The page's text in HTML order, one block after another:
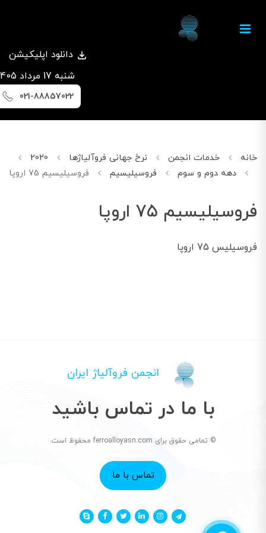
دانلود اپلیکیشن
شنبه 17 مرداد 1405
021-88857022
خانه خدمات انجمن نرخ جهانی فروآلیاژها 2020
دهه دوم و سوم
فروسیلیسیم فروسیلیسیم 75 اروپا
فروسیلیسیم 75 اروپا
فروسیلیس 75 اروپا
انجمن فروآلیاژ ایران
با ما در تماس باشید
© تمامی حقوق برای ferroalloyasn.com محفوظ است.
تماس با ما